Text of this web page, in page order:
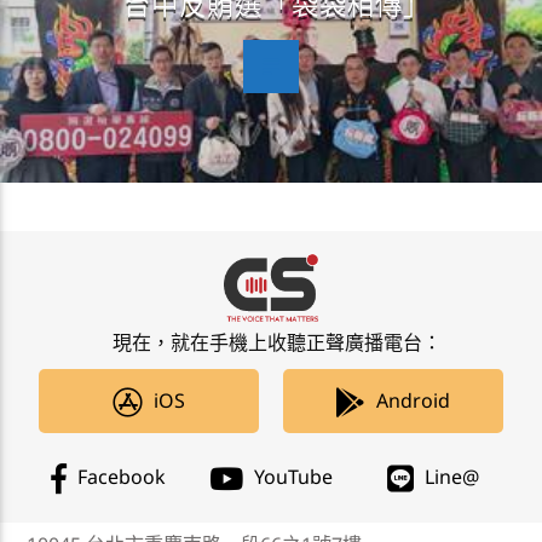
現在，就在手機上收聽正聲廣播電台：
iOS Android
Facebook YouTube Line@